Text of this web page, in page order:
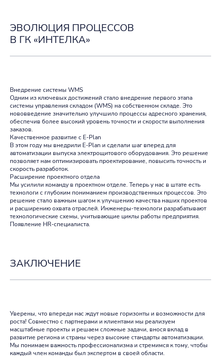
ЭВОЛЮЦИЯ ПРОЦЕССОВ
В ГК «ИНТЕЛКА»
Внедрение системы WMS
Одним из ключевых достижений стало внедрение первого этапа
системы управления складом (WMS) на собственном складе. Это
нововведение значительно улучшило процессы адресного хранения,
обеспечив более высокий уровень точности и скорости выполнения
заказов.
Качественное развитие с E-Plan
В этом году мы внедрили E-Plan и сделали шаг вперед для
автоматизации выпуска электрощитового оборудования. Это решение
позволяет нам оптимизировать проектирование, повысить точность и
скорость разработок.
Расширение проектного отдела
Мы усилили команду в проектном отделе. Теперь у нас в штате есть
технологи с глубоким пониманием производственных процессов. Это
решение стало важным шагом к улучшению качества наших проектов
и расширению охвата отраслей. Инженеры-технологи разрабатывают
технологические схемы, учитывающие циклы работы предприятия.
Появление HR-специалиста.
ЗАКЛЮЧЕНИЕ
Уверены, что впереди нас ждут новые горизонты и возможности для
роста! Совместно с партнерами и клиентами мы реализуем
масштабные проекты и решаем сложные задачи, внося вклад в
развитие региона и страны через высокие стандарты автоматизации.
Мы понимаем важность профессионализма и стремимся к тому, чтобы
каждый член команды был экспертом в своей области.